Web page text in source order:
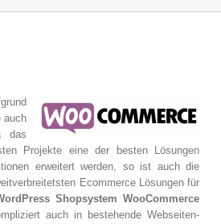
auch
das
Projekte eine der besten Lösungen
erweitert werden, so ist auch die
Ecommerce Lösungen für
Shopsystem WooCommerce
auch in bestehende Webseiten-